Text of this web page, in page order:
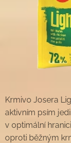
Krmivo Josera
aktivním psím
v optimální
oproti běžným